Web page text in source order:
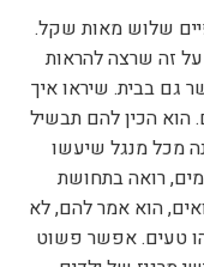
שלוש מאות שקל.
זה שרצה להראות
גם בבית. שיראו איך
הוא הכין להם תבשיל
מכל מנגל שיעשו
רואה בתחושת
הוא אמר להם, לא
טעים. אפשר פשוט